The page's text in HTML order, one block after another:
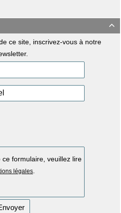

ce site, inscrivez-vous à notre
formulaire, veuillez lire
légales